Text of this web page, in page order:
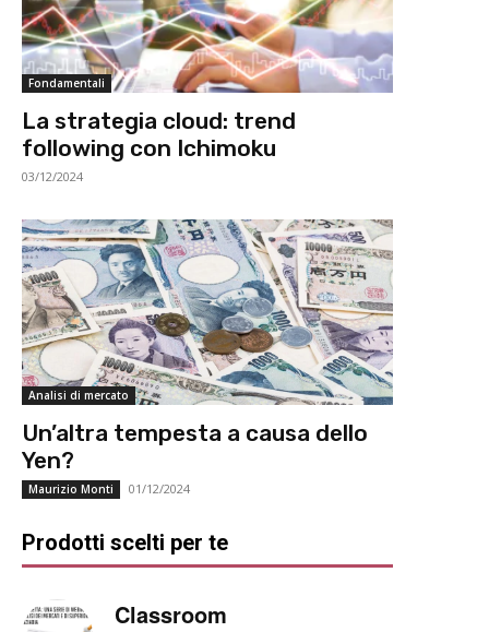
Fondamentali
La strategia cloud: trend
following con Ichimoku
03/12/2024
Analisi di mercato
Un’altra tempesta a causa dello
Yen?
Maurizio Monti 01/12/2024
Prodotti scelti per te
Classroom